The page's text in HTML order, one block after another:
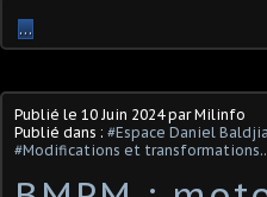
…
Publié le 10 Juin 2024par Milinfo
Publié dans : #Espace Daniel
#Modifications et